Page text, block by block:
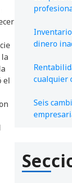
el
dinero
cualquier
Seis